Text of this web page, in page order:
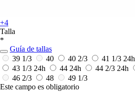
+4
Talla
*
Guía de tallas
39 1/3
40 40 2/3 41 1/3 24h
43 1/3 24h 44 24h 44 2/3 24h
46 2/3
48
49 1/3
Este campo es obligatorio